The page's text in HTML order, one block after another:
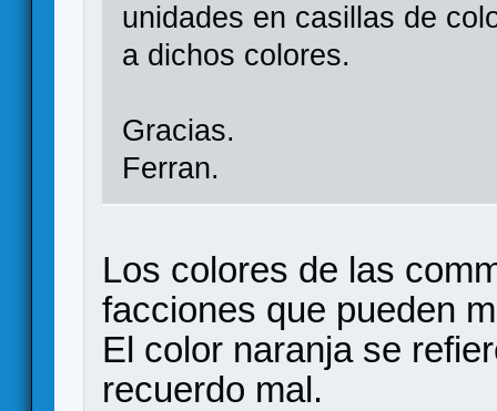
unidades en casillas de
a dichos colores.
Gracias.
Ferran.
Los colores de las
facciones que pueden
El color naranja se
recuerdo mal.